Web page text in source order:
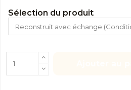
Sélection du produit